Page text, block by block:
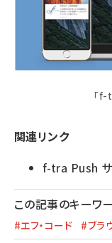
「
関連リンク
f-tra Push サ
この記事のキーワ
#エフ・コード #ブラ